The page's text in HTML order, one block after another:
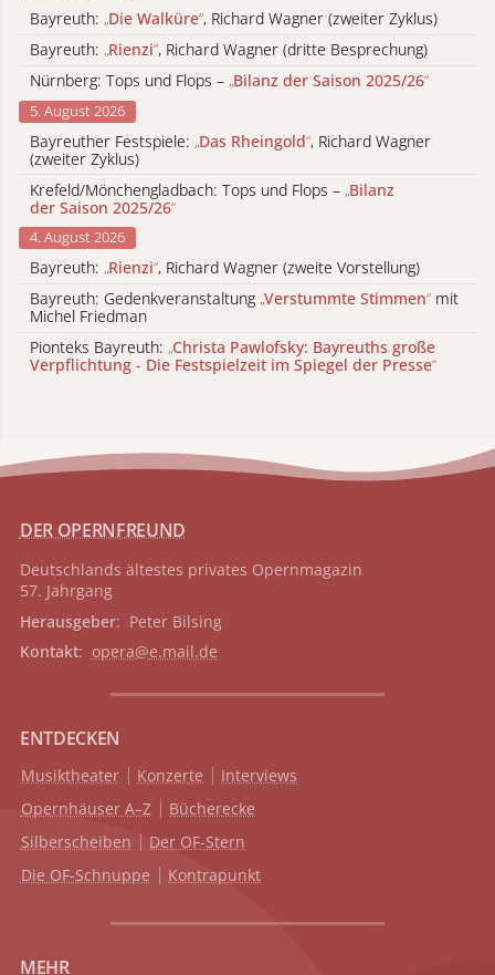
Bayreuth: „Die Walküre“, Richard Wagner (zweiter Zyklus)
Bayreuth: „Rienzi“, Richard Wagner (dritte Besprechung)
Nürnberg: Tops und Flops – „Bilanz der Saison 2025/26“
5. August 2026
Bayreuther Festspiele: „Das Rheingold“, Richard Wagner
(zweiter Zyklus)
Krefeld/Mönchengladbach: Tops und Flops – „Bilanz
der Saison 2025/26“
4. August 2026
Bayreuth: „Rienzi“, Richard Wagner (zweite Vorstellung)
Bayreuth: Gedenkveranstaltung „Verstummte Stimmen“ mit
Michel Friedman
Pionteks Bayreuth: „Christa Pawlofsky: Bayreuths große
Verpflichtung - Die Festspielzeit im Spiegel der Presse“
DER OPERNFREUND
Deutschlands ältestes privates Opernmagazin
57. Jahrgang
Herausgeber: Peter Bilsing
Kontakt: opera@e.mail.de
ENTDECKEN
Musiktheater Konzerte
Interviews
Opernhäuser A–Z
Bücherecke
Silberscheiben
Der OF-Stern
Die OF-Schnuppe
Kontrapunkt
MEHR